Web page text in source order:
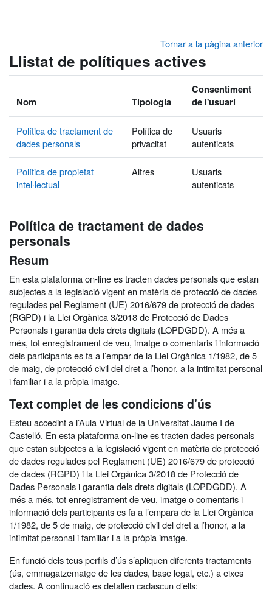
Tornar a la pàgina anterior
Llistat de polítiques actives
Nom Tipologia
Consentiment
de l'usuari
Política de tractament de
dades personals
Política de
privacitat
Usuaris
autenticats
Política de propietat
intel·lectual
Altres
Usuaris
autenticats
Política de tractament de dades
personals
Resum
En esta plataforma on-line es tracten dades personals que estan
subjectes a la legislació vigent en matèria de protecció de dades
regulades pel Reglament (UE) 2016/679 de protecció de dades
(RGPD) i la Llei Orgànica 3/2018 de Protecció de Dades
Personals i garantia dels drets digitals (LOPDGDD). A més a
més, tot enregistrament de veu, imatge o comentaris i informació
dels participants es fa a l’empar de la Llei Orgànica 1/1982, de 5
de maig, de protecció civil del dret a l’honor, a la intimitat personal
i familiar i a la pròpia imatge.
Text complet de les condicions d'ús
Esteu accedint a l’Aula Virtual de la Universitat Jaume I de
Castelló. En esta plataforma on-line es tracten dades personals
que estan subjectes a la legislació vigent en matèria de protecció
de dades regulades pel Reglament (UE) 2016/679 de protecció
de dades (RGPD) i la Llei Orgànica 3/2018 de Protecció de
Dades Personals i garantia dels drets digitals (LOPDGDD). A
més a més, tot enregistrament de veu, imatge o comentaris i
informació dels participants es fa a l’empara de la Llei Orgànica
1/1982, de 5 de maig, de protecció civil del dret a l’honor, a la
intimitat personal i familiar i a la pròpia imatge.
En funció dels teus perfils d’ús s’apliquen diferents tractaments
(ús, emmagatzematge de les dades, base legal, etc.) a eixes
dades. A continuació es detallen cadascun d’ells: